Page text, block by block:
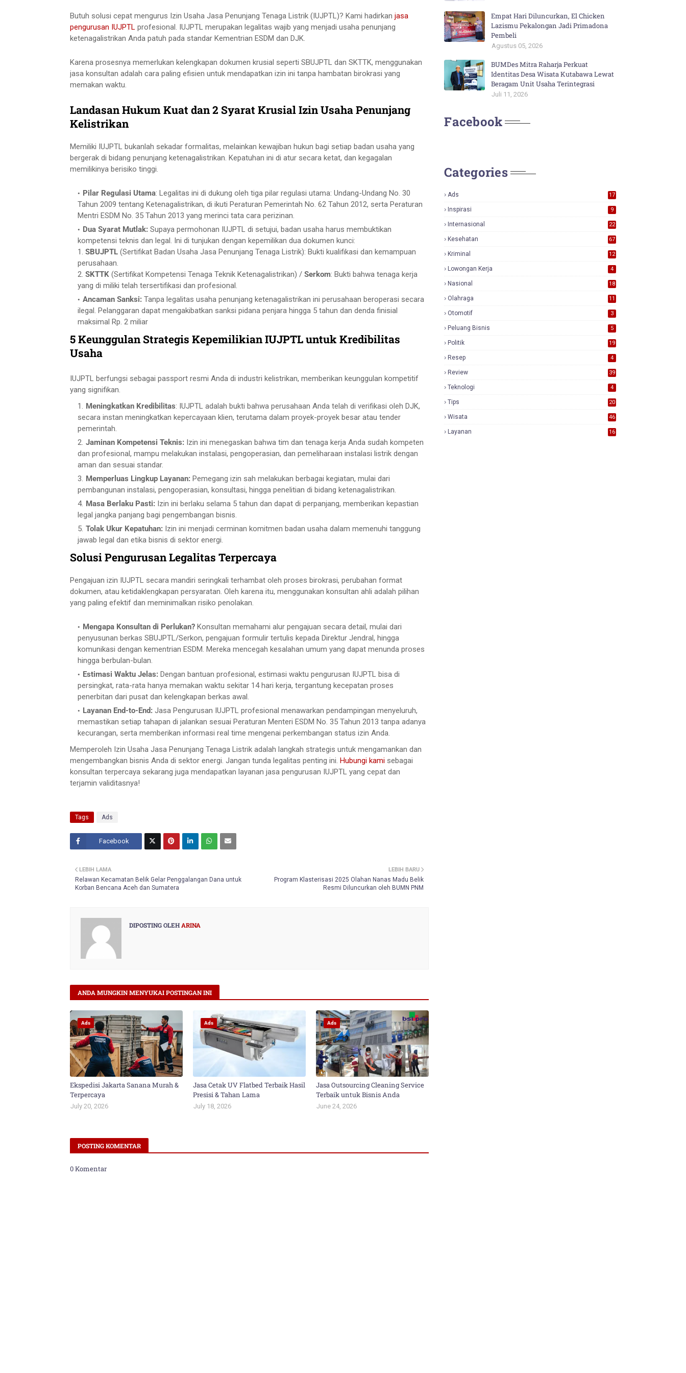
Butuh solusi cepat mengurus Izin Usaha Jasa Penunjang Tenaga Listrik (IUJPTL)? Kami hadirkan jasa
pengurusan IUJPTL profesional. IUJPTL merupakan legalitas wajib yang menjadi usaha penunjang
ketenagalistrikan Anda patuh pada standar Kementrian ESDM dan DJK.
Karena prosesnya memerlukan kelengkapan dokumen krusial seperti SBUJPTL dan SKTTK, menggunakan
jasa konsultan adalah cara paling efisien untuk mendapatkan izin ini tanpa hambatan birokrasi yang
memakan waktu.
Landasan Hukum Kuat dan 2 Syarat Krusial Izin Usaha Penunjang
Kelistrikan
Memiliki IUJPTL bukanlah sekadar formalitas, melainkan kewajiban hukun bagi setiap badan usaha yang
bergerak di bidang penunjang ketenagalistrikan. Kepatuhan ini di atur secara ketat, dan kegagalan
memilikinya berisiko tinggi.
Pilar Regulasi Utama: Legalitas ini di dukung oleh tiga pilar regulasi utama: Undang-Undang No. 30
Tahun 2009 tentang Ketenagalistrikan, di ikuti Peraturan Pemerintah No. 62 Tahun 2012, serta Peraturan
Mentri ESDM No. 35 Tahun 2013 yang merinci tata cara perizinan.
Dua Syarat Mutlak: Supaya permohonan IUJPTL di setujui, badan usaha harus membuktikan
kompetensi teknis dan legal. Ini di tunjukan dengan kepemilikan dua dokumen kunci:
1. SBUJPTL (Sertifikat Badan Usaha Jasa Penunjang Tenaga Listrik): Bukti kualifikasi dan kemampuan
perusahaan.
2. SKTTK (Sertifikat Kompetensi Tenaga Teknik Ketenagalistrikan) / Serkom: Bukti bahwa tenaga kerja
yang di miliki telah tersertifikasi dan profesional.
Ancaman Sanksi: Tanpa legalitas usaha penunjang ketenagalistrikan ini perusahaan beroperasi secara
ilegal. Pelanggaran dapat mengakibatkan sanksi pidana penjara hingga 5 tahun dan denda finisial
maksimal Rp. 2 miliar
5 Keunggulan Strategis Kepemilikian IUJPTL untuk Kredibilitas
Usaha
IUJPTL berfungsi sebagai passport resmi Anda di industri kelistrikan, memberikan keunggulan kompetitif
yang signifikan.
Meningkatkan Kredibilitas: IUJPTL adalah bukti bahwa perusahaan Anda telah di verifikasi oleh DJK,
secara instan meningkatkan kepercayaan klien, terutama dalam proyek-proyek besar atau tender
pemerintah.
Jaminan Kompetensi Teknis: Izin ini menegaskan bahwa tim dan tenaga kerja Anda sudah kompeten
dan profesional, mampu melakukan instalasi, pengoperasian, dan pemeliharaan instalasi listrik dengan
aman dan sesuai standar.
Memperluas Lingkup Layanan: Pemegang izin sah melakukan berbagai kegiatan, mulai dari
pembangunan instalasi, pengoperasian, konsultasi, hingga penelitian di bidang ketenagalistrikan.
Masa Berlaku Pasti: Izin ini berlaku selama 5 tahun dan dapat di perpanjang, memberikan kepastian
legal jangka panjang bagi pengembangan bisnis.
Tolak Ukur Kepatuhan: Izin ini menjadi cerminan komitmen badan usaha dalam memenuhi tanggung
jawab legal dan etika bisnis di sektor energi.
Solusi Pengurusan Legalitas Terpercaya
Pengajuan izin IUJPTL secara mandiri seringkali terhambat oleh proses birokrasi, perubahan format
dokumen, atau ketidaklengkapan persyaratan. Oleh karena itu, menggunakan konsultan ahli adalah pilihan
yang paling efektif dan meminimalkan risiko penolakan.
Mengapa Konsultan di Perlukan? Konsultan memahami alur pengajuan secara detail, mulai dari
penyusunan berkas SBUJPTL/Serkon, pengajuan formulir tertulis kepada Direktur Jendral, hingga
komunikasi dengan kementrian ESDM. Mereka mencegah kesalahan umum yang dapat menunda proses
hingga berbulan-bulan.
Estimasi Waktu Jelas: Dengan bantuan profesional, estimasi waktu pengurusan IUJPTL bisa di
persingkat, rata-rata hanya memakan waktu sekitar 14 hari kerja, tergantung kecepatan proses
penerbitan dari pusat dan kelengkapan berkas awal.
Layanan End-to-End: Jasa Pengurusan IUJPTL profesional menawarkan pendampingan menyeluruh,
memastikan setiap tahapan di jalankan sesuai Peraturan Menteri ESDM No. 35 Tahun 2013 tanpa adanya
kecurangan, serta memberikan informasi real time mengenai perkembangan status izin Anda.
Memperoleh Izin Usaha Jasa Penunjang Tenaga Listrik adalah langkah strategis untuk mengamankan dan
mengembangkan bisnis Anda di sektor energi. Jangan tunda legalitas penting ini. Hubungi kami sebagai
konsultan terpercaya sekarang juga mendapatkan layanan jasa pengurusan IUJPTL yang cepat dan
terjamin validitasnya!
Tags Ads
Facebook
LEBIH BARU
Program Klasterisasi 2025 Olahan Nanas Madu Belik
Resmi Diluncurkan oleh BUMN PNM
LEBIH LAMA
Relawan Kecamatan Belik Gelar Penggalangan Dana untuk
Korban Bencana Aceh dan Sumatera
DIPOSTING OLEH ARINA
ANDA MUNGKIN MENYUKAI POSTINGAN INI
Ads
Ekspedisi Jakarta Sanana Murah &
Terpercaya
July 20, 2026
Ads
Jasa Cetak UV Flatbed Terbaik Hasil
Presisi & Tahan Lama
July 18, 2026
Ads
Jasa Outsourcing Cleaning Service
Terbaik untuk Bisnis Anda
June 24, 2026
POSTING KOMENTAR
0 Komentar
Empat Hari Diluncurkan, El Chicken
Lazismu Pekalongan Jadi Primadona
Pembeli
Agustus 05, 2026
BUMDes Mitra Raharja Perkuat
Identitas Desa Wisata Kutabawa Lewat
Beragam Unit Usaha Terintegrasi
Juli 11, 2026
Facebook
Categories
Ads
17
Inspirasi 9
Internasional 22
Kesehatan 67
Kriminal 12
Lowongan Kerja 4
Nasional
18
Olahraga 11
Otomotif 3
Peluang Bisnis 5
Politik 19
Resep 4
Review
39
Teknologi 4
Tips 20
Wisata 46
Layanan 16